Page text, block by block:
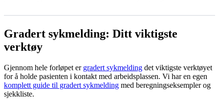
Gradert sykmelding: Ditt viktigste
verktøy
Gjennom hele forløpet er gradert sykmelding det viktigste verktøyet
for å holde pasienten i kontakt med arbeidsplassen. Vi har en egen
komplett guide til gradert sykmelding med beregningseksempler og
sjekkliste.